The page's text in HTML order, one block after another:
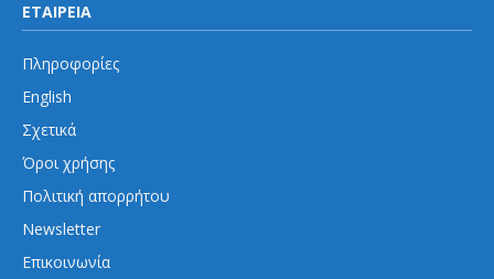
ΕΤΑΙΡΕΙΑ
Πληροφορίες
English
Σχετικά
Όροι χρήσης
Πολιτική απορρήτου
Newsletter
Επικοινωνία